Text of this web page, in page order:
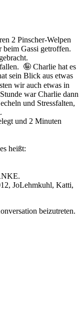
2 Pinscher-Welpen
Gassi getroffen.
🤪 Charlie hat es
sein Blick aus etwas
wir auch etwas in
war Charlie dann
und Stressfalten,
und 2 Minuten
heißt:
.
, JoLehmkuhl, Katti,
beizutreten.